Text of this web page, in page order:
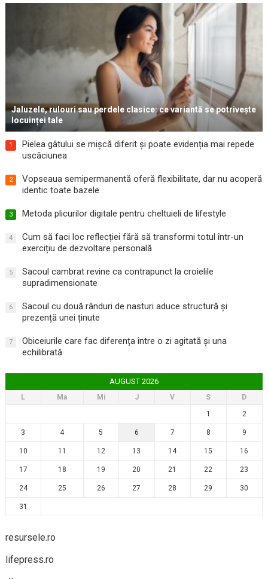
Jaluzele, rulouri sau perdele clasice: ce variantă se potrivește
locuinței tale
1
Pielea gâtului se mișcă diferit și poate evidenția mai repede
uscăciunea
2
Vopseaua semipermanentă oferă flexibilitate, dar nu acoperă
identic toate bazele
3 Metoda plicurilor digitale pentru cheltuieli de lifestyle
4
Cum să faci loc reflecției fără să transformi totul într-un
exercițiu de dezvoltare personală
5
Sacoul cambrat revine ca contrapunct la croielile
supradimensionate
6
Sacoul cu două rânduri de nasturi aduce structură și
prezență unei ținute
7
Obiceiurile care fac diferența între o zi agitată și una
echilibrată
AUGUST 2026
L Ma Mi J V S
D
1
2
3 4 5 6 7 8 9
10 11 12 13 14 15 16
17 18 19 20 21 22 23
24 25 26 27 28 29 30
31
resursele.ro
lifepress.ro